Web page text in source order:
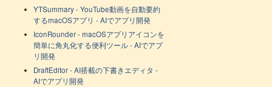
YTSummary - YouTube動画を自動要約
するmacOSアプリ - AIでアプリ開発
IconRounder - macOSアプリアイコンを
簡単に角丸化する便利ツール - AIでアプ
リ開発
DraftEditor - AI搭載の下書きエディタ -
AIでアプリ開発